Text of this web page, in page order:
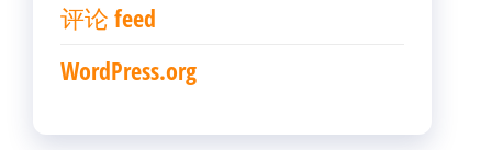
评论 feed
WordPress.org